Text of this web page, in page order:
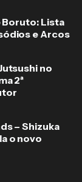
Boruto: Lista
e Arcos
no
2ª
– Shizuka
o novo